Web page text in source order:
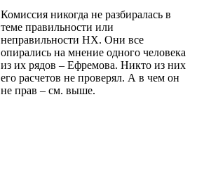
Комиссия никогда не разбиралась в
теме правильности или
неправильности НХ. Они все
опирались на мнение одного человека
из их рядов – Ефремова. Никто из них
его расчетов не проверял. А в чем он
не прав – см. выше.